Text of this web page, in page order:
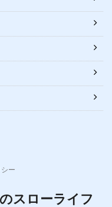
ー
スローライフ